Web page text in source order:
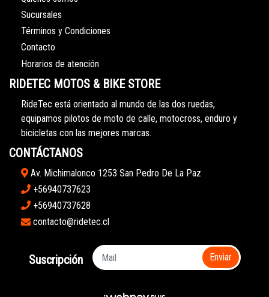
Sucursales
Términos y Condiciones
Contacto
Horarios de atención
RIDETEC MOTOS & BIKE STORE
RideTec está orientado al mundo de las dos ruedas,
equipamos pilotos de moto de calle, motocross, enduro y
bicicletas con las mejores marcas.
CONTÁCTANOS
Av. Michimalonco 1253 San Pedro De La Paz
+56940737623
+56940737628
contacto@ridetec.cl
Suscripción Enviar